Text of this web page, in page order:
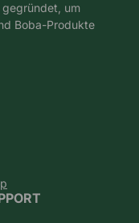
gegründet, um
Boba-Produkte